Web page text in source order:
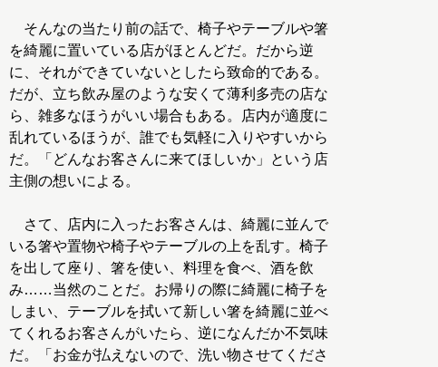
そんなの当たり前の話で、椅子やテーブルや箸
を綺麗に置いている店がほとんどだ。だから逆
に、それができていないとしたら致命的である。
だが、立ち飲み屋のような安くて薄利多売の店な
ら、雑多なほうがいい場合もある。店内が適度に
乱れているほうが、誰でも気軽に入りやすいから
だ。「どんなお客さんに来てほしいか」という店
主側の想いによる。
さて、店内に入ったお客さんは、綺麗に並んで
いる箸や置物や椅子やテーブルの上を乱す。椅子
を出して座り、箸を使い、料理を食べ、酒を飲
み……当然のことだ。お帰りの際に綺麗に椅子を
しまい、テーブルを拭いて新しい箸を綺麗に並べ
てくれるお客さんがいたら、逆になんだか不気味
だ。「お金が払えないので、洗い物させてくださ